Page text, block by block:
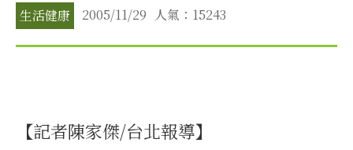
生活健康 2005/11/29 人氣：15243
【記者陳家傑/台北報導】